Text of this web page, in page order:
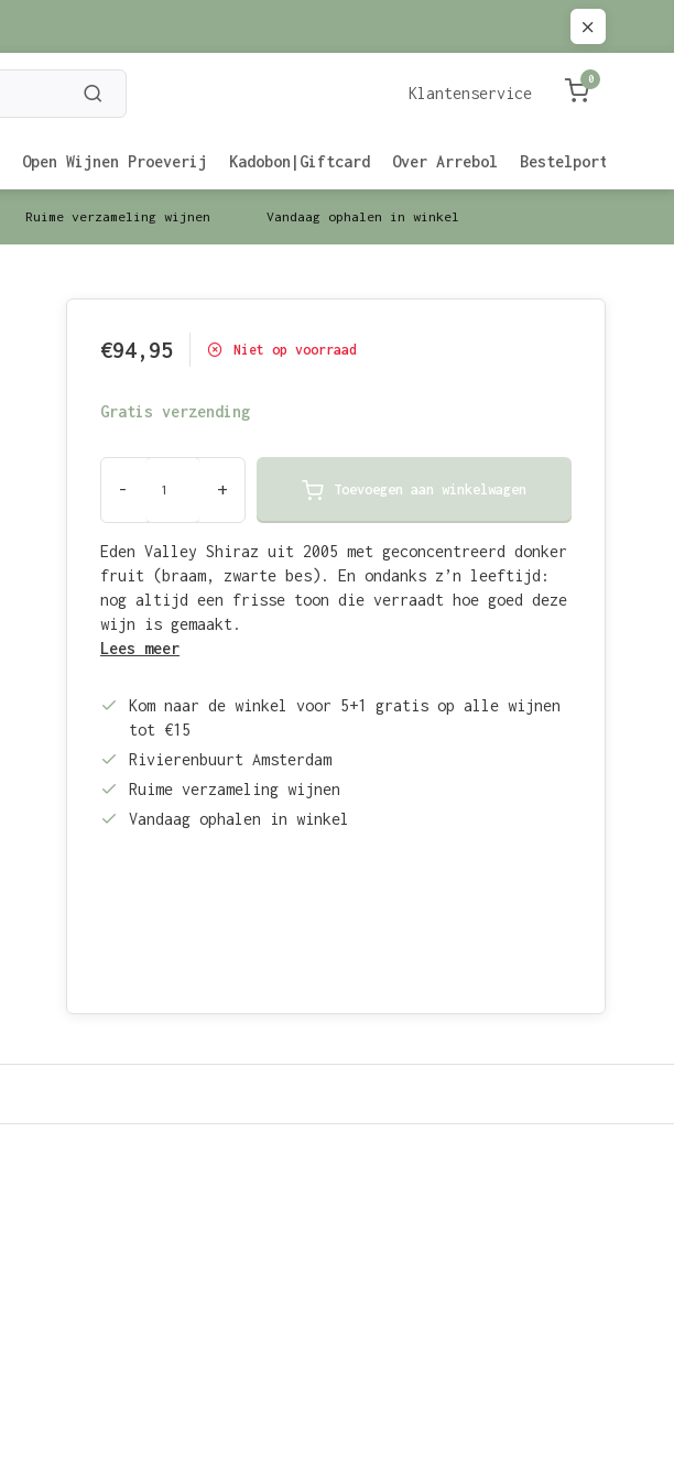
Klantenservice
0
Open Wijnen Proeverij Kadobon|Giftcard Over Arrebol Bestelportaal
Ruime verzameling wijnen Vandaag ophalen in winkel
€94,95 Niet op voorraad
Gratis verzending
- + Toevoegen aan winkelwagen
Eden Valley Shiraz uit 2005 met geconcentreerd donker
fruit (braam, zwarte bes). En ondanks z’n leeftijd:
nog altijd een frisse toon die verraadt hoe goed deze
wijn is gemaakt.
Lees meer
Kom naar de winkel voor 5+1 gratis op alle wijnen
tot €15
Rivierenbuurt Amsterdam
Ruime verzameling wijnen
Vandaag ophalen in winkel